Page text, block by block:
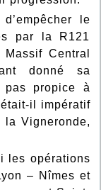
le
par la R121
Central
donné sa
pas propice à
il impératif
la Vigneronde,
les opérations
– Nîmes et